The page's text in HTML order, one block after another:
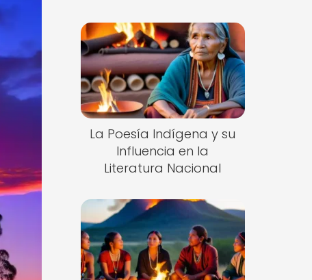
La Poesía Indígena y su
Influencia en la
Literatura Nacional